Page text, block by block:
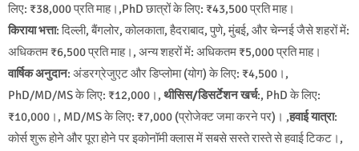
लिए: ₹38,000 प्रति माह।,PhD छात्रों के लिए: ₹43,500 प्रति माह।
किराया भत्ता: दिल्ली, बैंगलोर, कोलकाता, हैदराबाद, पुणे, मुंबई, और चेन्नई जैसे शहरों में:
अधिकतम ₹6,500 प्रति माह।, अन्य शहरों में: अधिकतम ₹5,000 प्रति माह।
वार्षिक अनुदान: अंडरग्रेजुएट और डिप्लोमा (योग) के लिए: ₹4,500।,
PhD/MD/MS के लिए: ₹12,000।, थीसिस/डिसर्टेशन खर्च:, PhD के लिए:
₹10,000।, MD/MS के लिए: ₹7,000 (प्रोजेक्ट जमा करने पर)। ,हवाई यात्रा:
कोर्स शुरू होने और पूरा होने पर इकोनॉमी क्लास में सबसे सस्ते रास्ते से हवाई टिकट।,